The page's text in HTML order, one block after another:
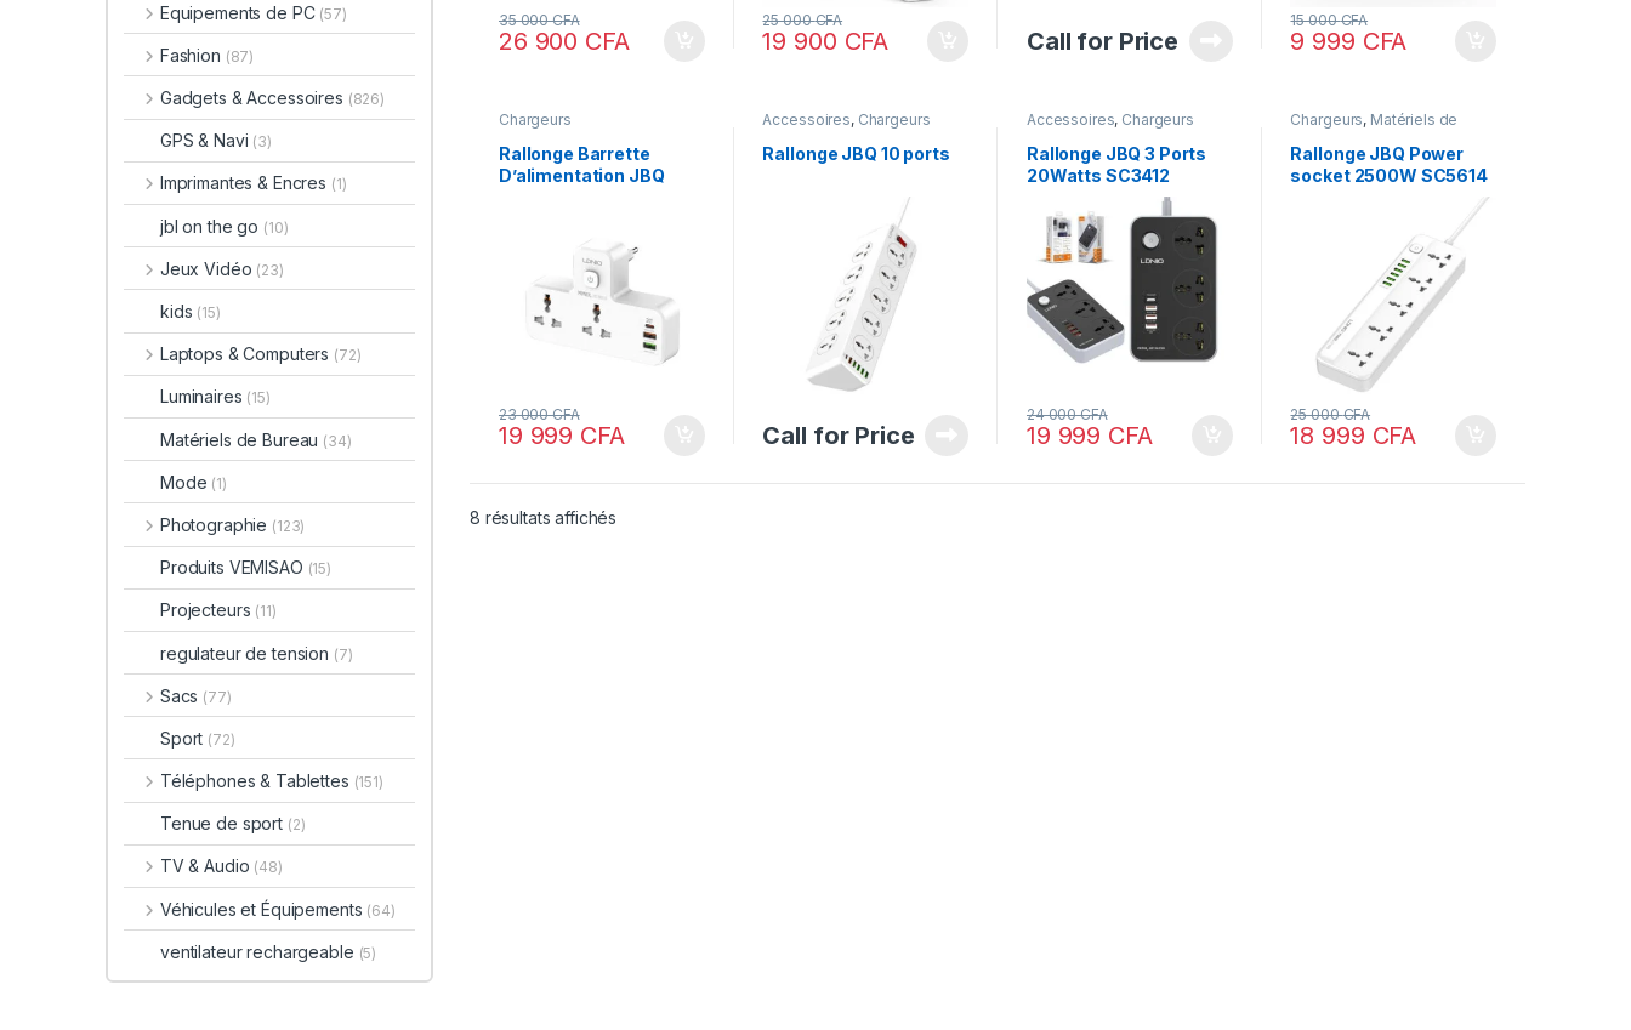
26 900 CFA
35 000CFA
19 900 CFA
25 000CFA
Call for Price 9 999 CFA
15 000CFA
Chargeurs
Rallonge Barrette
D’alimentation JBQ
19 999 CFA
23 000CFA
Accessoires, Chargeurs
Rallonge JBQ 10 ports
Call for Price
Accessoires, Chargeurs
Rallonge JBQ 3 Ports
20Watts SC3412
19 999 CFA
24 000CFA
Chargeurs, Matériels de
Bureau
Rallonge JBQ Power
socket 2500W SC5614
18 999 CFA
25 000CFA
8 résultats affichés
Equipements de PC (57)
Fashion (87)
Gadgets & Accessoires (826)
GPS & Navi (3)
Imprimantes & Encres (1)
jbl on the go (10)
Jeux Vidéo (23)
kids (15)
Laptops & Computers (72)
Luminaires (15)
Matériels de Bureau (34)
Mode (1)
Photographie (123)
Produits VEMISAO (15)
Projecteurs (11)
regulateur de tension (7)
Sacs (77)
Sport (72)
Téléphones & Tablettes (151)
Tenue de sport (2)
TV & Audio (48)
Véhicules et Équipements (64)
ventilateur rechargeable (5)